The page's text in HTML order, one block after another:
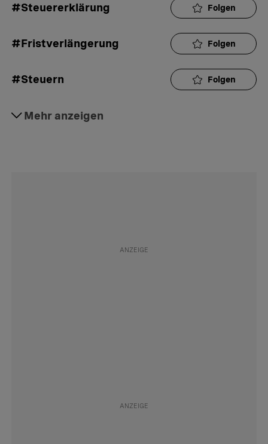
#Steuererklärung Folgen
#Fristverlängerung Folgen
#Steuern Folgen
Mehr anzeigen
#Steuereinschätzung